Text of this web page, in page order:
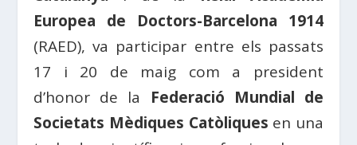
Europea de Doctors-Barcelona 1914
(RAED), va participar entre els passats
17 i 20 de maig com a president
d’honor de la Federació Mundial de
Societats Mèdiques Catòliques en una